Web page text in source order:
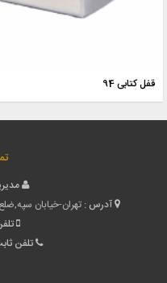
قفل کتابی 94
آدرس :تهران-خیابان
تلفن